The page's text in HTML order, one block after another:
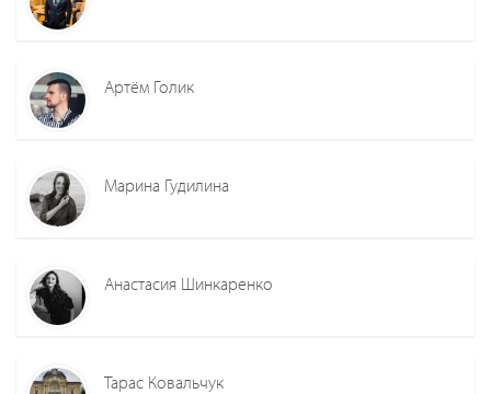
Артём Голик
Марина Гудилина
Анастасия Шинкаренко
Тарас Ковальчук